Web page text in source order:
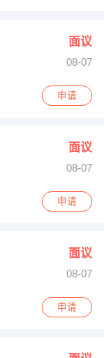
面议
08-07
申请
面议
08-07
申请
面议
08-07
申请